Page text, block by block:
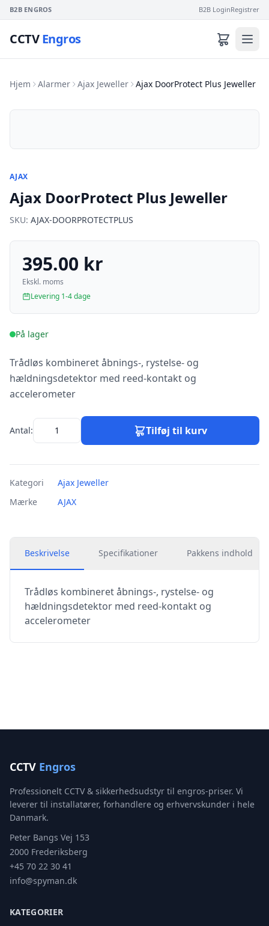
B2B ENGROS B2B LoginRegistrer
CCTVEngros
Hjem Alarmer Ajax Jeweller Ajax DoorProtect Plus Jeweller
AJAX
Ajax DoorProtect Plus Jeweller
SKU: AJAX-DOORPROTECTPLUS
395.00 kr
Ekskl. moms
Levering 1-4 dage
På lager
Trådløs kombineret åbnings-, rystelse- og
hældningsdetektor med reed-kontakt og
accelerometer
Antal: Tilføj til kurv
Kategori
Ajax Jeweller
Mærke
AJAX
Beskrivelse Specifikationer Pakkens indhold
Trådløs kombineret åbnings-, rystelse- og
hældningsdetektor med reed-kontakt og
accelerometer
CCTV Engros
Professionelt CCTV & sikkerhedsudstyr til engros-priser. Vi
leverer til installatører, forhandlere og erhvervskunder i hele
Danmark.
Peter Bangs Vej 153
2000 Frederiksberg
+45 70 22 30 41
info@spyman.dk
KATEGORIER